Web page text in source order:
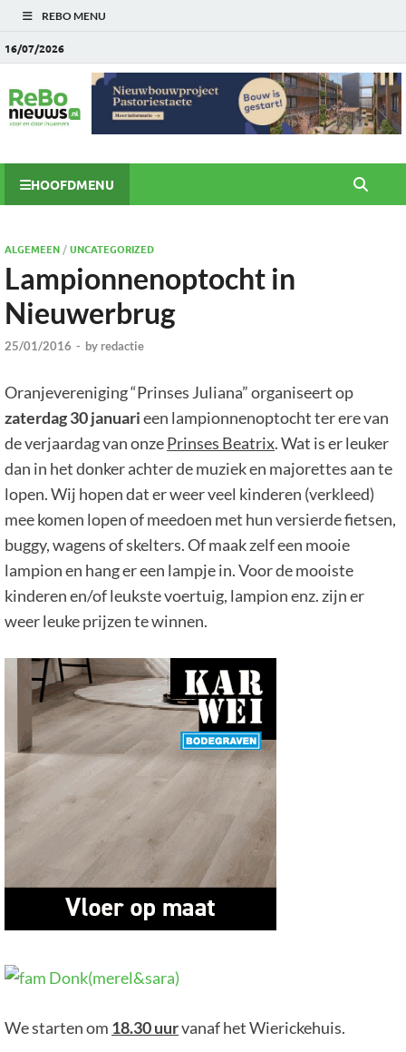
REBO MENU
16/07/2026
HOOFDMENU
ALGEMEEN/UNCATEGORIZED
Lampionnenoptocht in
Nieuwerbrug
25/01/2016 - by redactie
Oranjevereniging “Prinses Juliana” organiseert op
zaterdag 30 januarieen lampionnenoptocht ter ere van
de verjaardag van onzePrinses Beatrix. Wat is er leuker
dan in het donker achter de muziek en majorettes aan te
lopen. Wij hopen dat er weer veel kinderen (verkleed)
mee komen lopen of meedoen met hun versierde fietsen,
buggy, wagens of skelters. Of maak zelf een mooie
lampion en hang er een lampje in. Voor de mooiste
kinderen en/of leukste voertuig, lampion enz. zijn er
weer leuke prijzen te winnen.
We starten om 18.30 uurvanaf het Wierickehuis.